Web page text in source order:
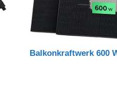
Balkonkraftwerk 600